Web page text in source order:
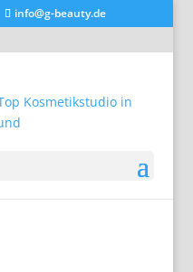
info@g-beauty.de